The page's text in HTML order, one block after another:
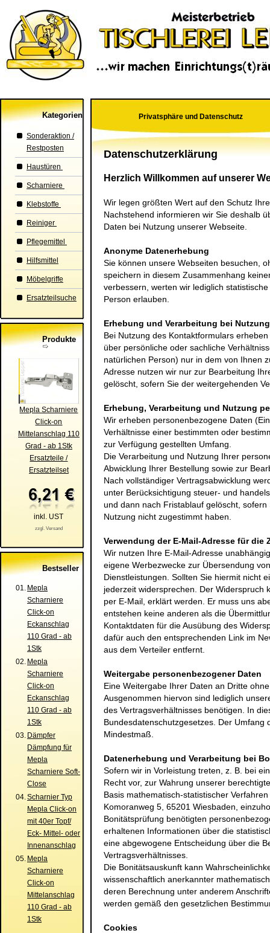
Kategorien
Sonderaktion /
Restposten
Haustüren
Scharniere
Klebstoffe
Reiniger
Pflegemittel
Hilfsmittel
Möbelgriffe
Ersatzteilsuche
Produkte
Mepla Scharniere
Click-on
Mittelanschlag 110
Grad - ab 1Stk
Ersatzteile /
Ersatzteilset
inkl. UST
zzgl. Versand
Bestseller
01. Mepla
Scharniere
Click-on
Eckanschlag
110 Grad - ab
1Stk
02. Mepla
Scharniere
Click-on
Eckanschlag
110 Grad - ab
1Stk
03. Dämpfer
Dämpfung für
Mepla
Scharniere Soft-
Close
04.Scharnier Typ
Mepla Click-on
mit 40er Topf/
Eck- Mittel- oder
Innenanschlag
05. Mepla
Scharniere
Click-on
Mittelanschlag
110 Grad - ab
1Stk
Privatsphäre und Datenschutz
Datenschutzerklärung
Herzlich Willkommen auf unserer
Wir legen größten Wert auf den Schutz
Nachstehend informieren wir Sie deshalb
Daten bei Nutzung unserer Webseite.
Anonyme Datenerhebung
Sie können unsere Webseiten besuchen,
speichern in diesem Zusammenhang
verbessern, werten wir lediglich
Person erlauben.
Erhebung und Verarbeitung bei
Bei Nutzung des Kontaktformulars
über persönliche oder sachliche
natürlichen Person) nur in dem von Ihnen
Adresse nutzen wir nur zur Bearbeitung
gelöscht, sofern Sie der weitergehenden
Erhebung, Verarbeitung und Nutzung
Wir erheben personenbezogene Daten
Verhältnisse einer bestimmten oder
zur Verfügung gestellten Umfang.
Die Verarbeitung und Nutzung Ihrer
Abwicklung Ihrer Bestellung sowie zur
Nach vollständiger Vertragsabwicklung
unter Berücksichtigung steuer- und
und dann nach Fristablauf gelöscht,
Nutzung nicht zugestimmt haben.
Verwendung der E-Mail-Adresse für
Wir nutzen Ihre E-Mail-Adresse
eigene Werbezwecke zur Übersendung
Dienstleistungen. Sollten Sie hiermit nicht
jederzeit widersprechen. Der Widerspruch
per E-Mail, erklärt werden. Er muss uns
entstehen keine anderen als die
Kontaktdaten für die Ausübung des
dafür auch den entsprechenden Link im
aus dem Verteiler entfernt.
Weitergabe personenbezogener Daten
Eine Weitergabe Ihrer Daten an Dritte
Ausgenommen hiervon sind lediglich
des Vertragsverhältnisses benötigen. In
Bundesdatenschutzgesetzes. Der
Mindestmaß.
Datenerhebung und Verarbeitung bei
Sofern wir in Vorleistung treten, z. B. bei
Recht vor, zur Wahrung unserer
Basis mathematisch-statistischer
Komoranweg 5, 65201 Wiesbaden ,
Bonitätsprüfung benötigten
erhaltenen Informationen über die
eine abgewogene Entscheidung über die
Vertragsverhältnisses.
Die Bonitätsauskunft kann
wissenschaftlich anerkannter
deren Berechnung unter anderem
werden gemäß den gesetzlichen
Cookies